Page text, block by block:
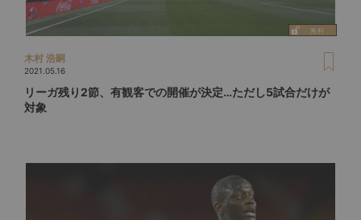
木村 浩嗣
2021.05.16
リーガ残り2節、有観客での開催が決定…ただし5試合だけが
対象